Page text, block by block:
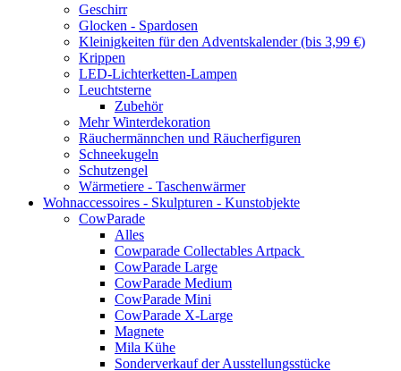
Geschirr
Glocken - Spardosen
Kleinigkeiten für den Adventskalender (bis 3,99 €)
Krippen
LED-Lichterketten-Lampen
Leuchtsterne
Zubehör
Mehr Winterdekoration
Räuchermännchen und Räucherfiguren
Schneekugeln
Schutzengel
Wärmetiere - Taschenwärmer
Wohnaccessoires - Skulpturen - Kunstobjekte
CowParade
Alles
Cowparade Collectables Artpack
CowParade Large
CowParade Medium
CowParade Mini
CowParade X-Large
Magnete
Mila Kühe
Sonderverkauf der Ausstellungsstücke